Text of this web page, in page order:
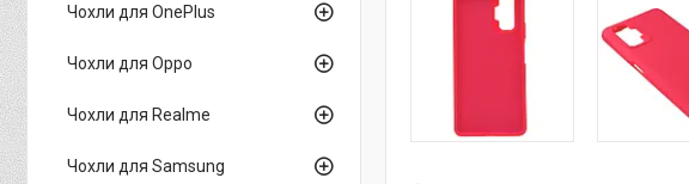
Чохли для OnePlus
Чохли для Oppo
Чохли для Realme
Чохли для Samsung